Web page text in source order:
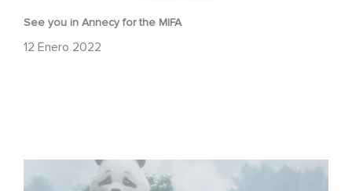
See you in Annecy for the MIFA
12 Enero 2022
See you on December 4 over on Apple TV+ for